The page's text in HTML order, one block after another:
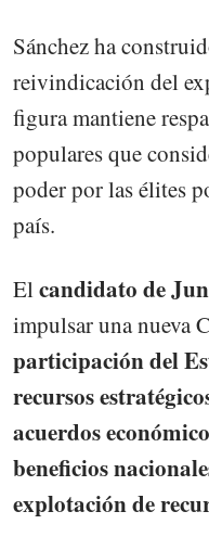
Sánchez ha
reivindicación del
figura mantiene
populares que
poder por las élites
país.
Elcandidato de
impulsar una nueva
participación del
recursos
acuerdos
beneficios
explotación de